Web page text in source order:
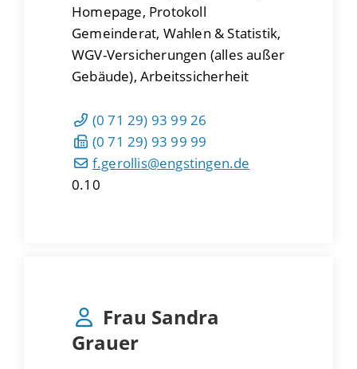
Homepage, Protokoll
Gemeinderat, Wahlen & Statistik,
WGV-Versicherungen (alles außer
Gebäude), Arbeitssicherheit
(0 71 29) 93 99 26
(0 71 29) 93 99 99
f.gerollis@engstingen.de
0.10
Frau Sandra
Grauer